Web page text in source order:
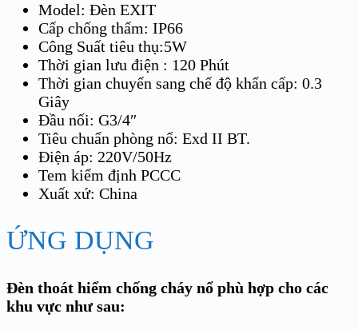
Model: Đèn EXIT
Cấp chống thấm: IP66
Công Suất tiêu thụ:5W
Thời gian lưu điện : 120 Phút
Thời gian chuyển sang chế độ khẩn cấp: 0.3
Giây
Đầu nối: G3/4″
Tiêu chuẩn phòng nổ: Exd II BT.
Điện áp: 220V/50Hz
Tem kiểm định PCCC
Xuất xứ: China
ỨNG DỤNG
Đèn thoát hiểm chống cháy nổ phù hợp cho các
khu vực như sau: